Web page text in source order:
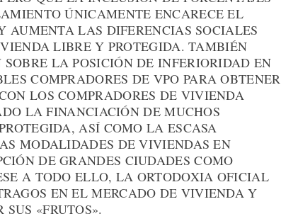
ÚNICAMENTE ENCARECE EL
LAS DIFERENCIAS SOCIALES
LIBRE Y PROTEGIDA. TAMBIÉN
LA POSICIÓN DE INFERIORIDAD EN
COMPRADORES DE VPO PARA OBTENER
LOS COMPRADORES DE VIVIENDA
LA FINANCIACIÓN DE MUCHOS
ASÍ COMO LA ESCASA
MODALIDADES DE VIVIENDAS EN
DE GRANDES CIUDADES COMO
A TODO ELLO, LA ORTODOXIA OFICIAL
EN EL MERCADO DE VIVIENDA Y
«FRUTOS».